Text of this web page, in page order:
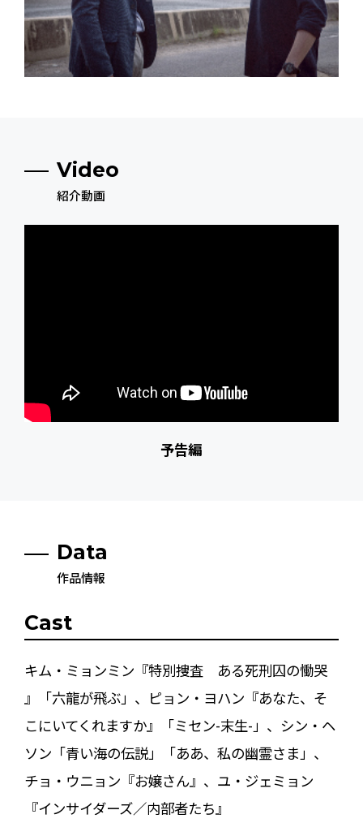
Video
紹介動画
予告編
Data
作品情報
Cast
キム・ミョンミン『特別捜査 ある死刑囚の慟哭
』「六龍が飛ぶ」、ピョン・ヨハン『あなた、そ
こにいてくれますか』「ミセン-末生-」、シン・ヘ
ソン「青い海の伝説」「ああ、私の幽霊さま」、
チョ・ウニョン『お嬢さん』、ユ・ジェミョン
『インサイダーズ／内部者たち』